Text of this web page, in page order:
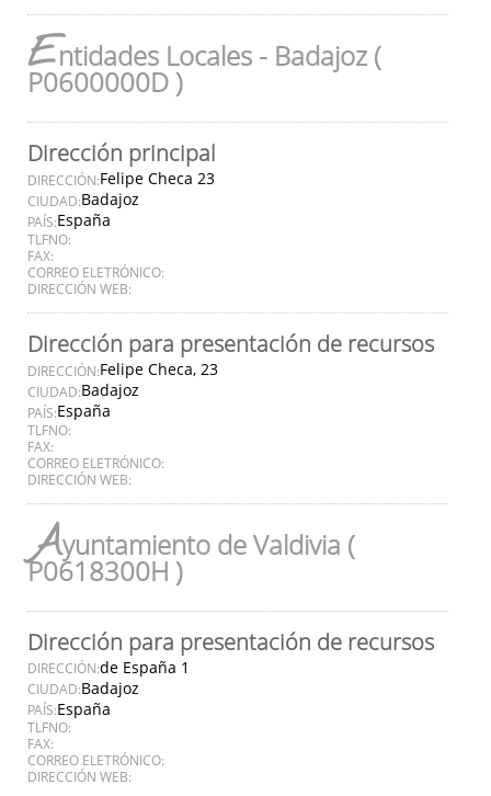
Entidades Locales - Badajoz (
P0600000D )
Dirección principal
DIRECCIÓN:Felipe Checa 23
CIUDAD:Badajoz
PAÍS:España
TLFNO:
FAX:
CORREO ELETRÓNICO:
DIRECCIÓN WEB:
Dirección para presentación de recursos
DIRECCIÓN:Felipe Checa, 23
CIUDAD:Badajoz
PAÍS:España
TLFNO:
FAX:
CORREO ELETRÓNICO:
DIRECCIÓN WEB:
Ayuntamiento de Valdivia (
P0618300H )
Dirección para presentación de recursos
DIRECCIÓN:de España 1
CIUDAD:Badajoz
PAÍS:España
TLFNO:
FAX:
CORREO ELETRÓNICO:
DIRECCIÓN WEB: